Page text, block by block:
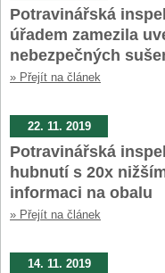
Potravinářská
úřadem zamezila
nebezpečných
» Přejít na článek
22. 11. 2019
Potravinářská
hubnutí s 20x
informaci na obalu
» Přejít na článek
14. 11. 2019